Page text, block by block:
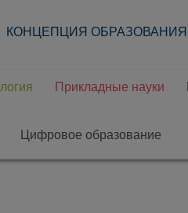
КОНЦЕПЦИЯ ОБРАЗОВАНИЯ
Прикладные науки
Цифровое образование